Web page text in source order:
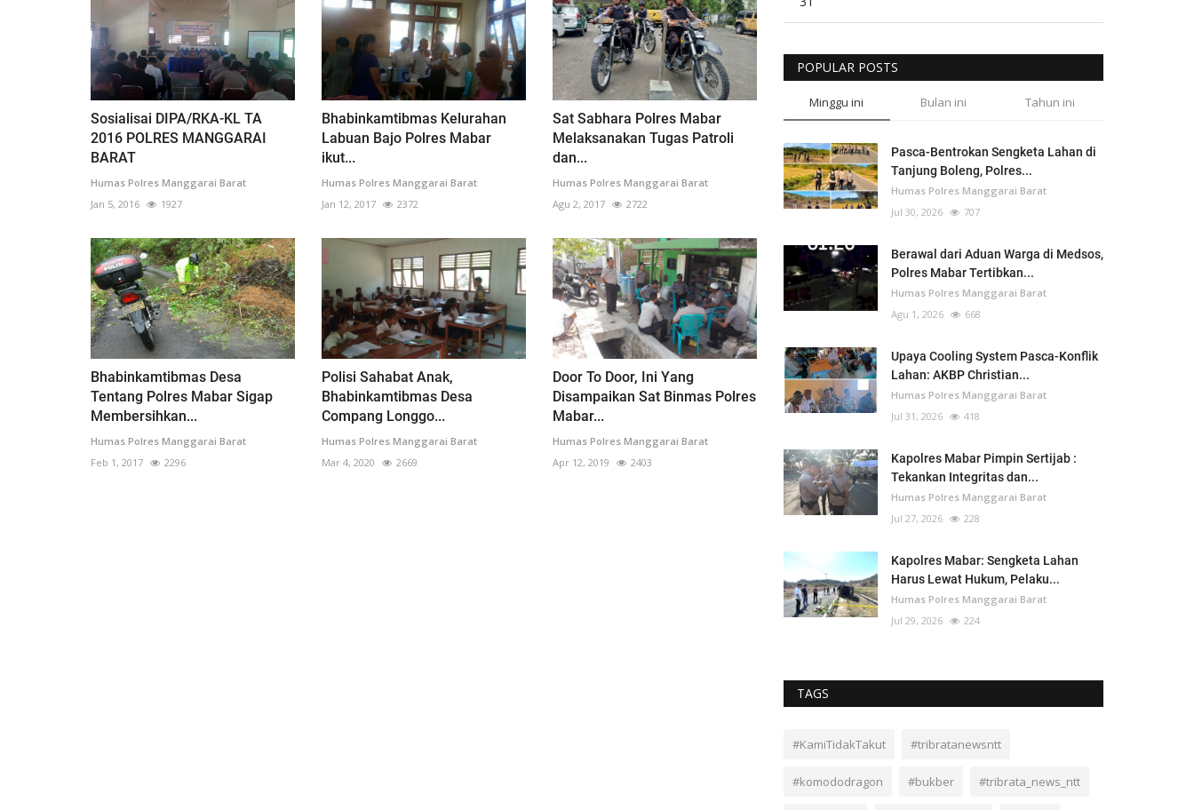
Sosialisai DIPA/RKA-KL TA
2016 POLRES MANGGARAI
BARAT
Humas Polres Manggarai Barat
Jan 5, 2016
1927
Bhabinkamtibmas Kelurahan
Labuan Bajo Polres Mabar
ikut...
Humas Polres Manggarai Barat
Jan 12, 2017
2372
Sat Sabhara Polres Mabar
Melaksanakan Tugas Patroli
dan...
Humas Polres Manggarai Barat
Agu 2, 2017
2722
Bhabinkamtibmas Desa
Tentang Polres Mabar Sigap
Membersihkan...
Humas Polres Manggarai Barat
Feb 1, 2017
2296
Polisi Sahabat Anak,
Bhabinkamtibmas Desa
Compang Longgo...
Humas Polres Manggarai Barat
Mar 4, 2020
2669
Door To Door, Ini Yang
Disampaikan Sat Binmas Polres
Mabar...
Humas Polres Manggarai Barat
Apr 12, 2019
2403
POPULAR POSTS
Minggu ini Bulan ini Tahun ini
Pasca-Bentrokan Sengketa Lahan di
Tanjung Boleng, Polres...
Humas Polres Manggarai Barat
Jul 30, 2026
707
Berawal dari Aduan Warga di Medsos,
Polres Mabar Tertibkan...
Humas Polres Manggarai Barat
Agu 1, 2026
668
Upaya Cooling System Pasca-Konflik
Lahan: AKBP Christian...
Humas Polres Manggarai Barat
Jul 31, 2026
418
Kapolres Mabar Pimpin Sertijab :
Tekankan Integritas dan...
Humas Polres Manggarai Barat
Jul 27, 2026
228
Kapolres Mabar: Sengketa Lahan
Harus Lewat Hukum, Pelaku...
Humas Polres Manggarai Barat
Jul 29, 2026
224
TAGS
#KamiTidakTakut #tribratanewsntt
#komododragon #bukber #tribrata_news_ntt